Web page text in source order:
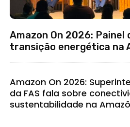
Amazon On 2026: Painel
transição energética na
Amazon On 2026:
da FAS fala sobre
sustentabilidade na